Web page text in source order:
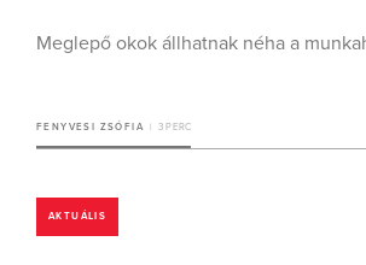
Meglepő okok állhatnak néha a
FENYVESI ZSÓFIA 3 PERC
AKTUÁLIS